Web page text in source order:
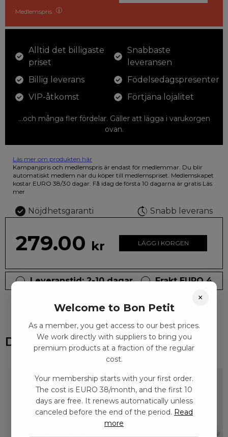
Medlemspris
Alltid det billigaste
priset
Billig leverans
VIP-åtkomst
Snabbaste
leveransen
Födelsedagspresenter
Förtjäna lojalitet
...och många fler fördelar. Gäller att lägga i varukorgen
ovan.
Läs mer om produkten här
12 färgpennor som du kan färglägga dina teckningar med. På
illustrationen på den vackra askan finns fjärilar i vilda fluorescerande
färger.
Kampanjpris och medlemspris är endast för medlemmar. Du blir
automatiskt medlem när du köper till medlemspriset. Medlemskapet
kostar EURO 38/30 dagar. Få idag de första 10 dagarna är gratis Läs
mer
Nöjdhetsgaranti Snabb leverans
279.00 kr LÄGG I KORGEN
Leveranstid: 2-10 dagar Frakt EURO 4
Du kanske också gillar
×
Welcome to Bon Petit
As a member, you get access to our best prices.
We work directly with suppliers to bring you
premium products at a fraction of the regular
cost.
Your membership starts with your first order.
The cost is EURO 38/month, and the first 10
days are free. It renews automatically unless
canceled before the end of the period. Read
more